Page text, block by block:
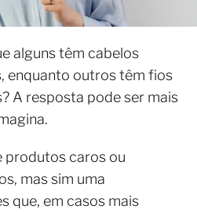
alguns têm cabelos
enquanto outros têm fios
A resposta pode ser mais
produtos caros ou
mas sim uma
que, em casos mais